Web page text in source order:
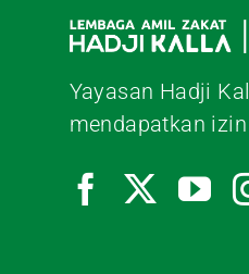
Yayasan Hadji
mendapatkan